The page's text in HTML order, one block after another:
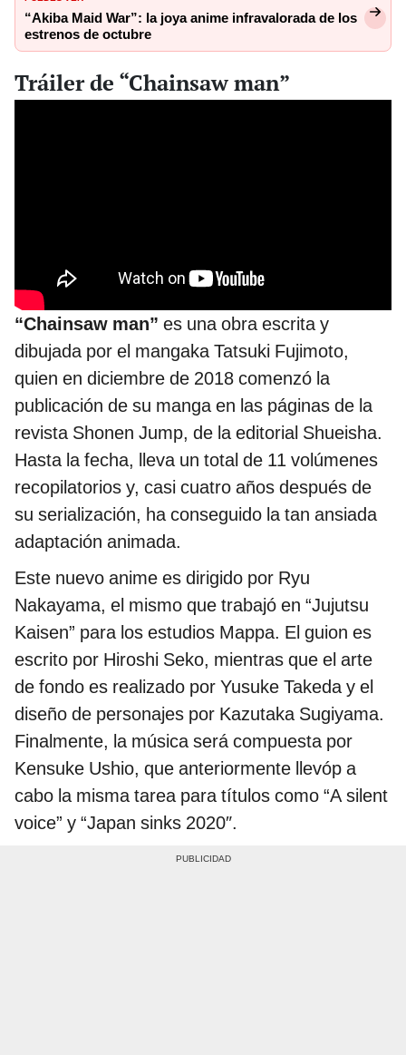
“Akiba Maid War”: la joya anime infravalorada de los
estrenos de octubre
Tráiler de “Chainsaw man”
“Chainsaw man” es una obra escrita y
dibujada por el mangaka Tatsuki Fujimoto,
quien en diciembre de 2018 comenzó la
publicación de su manga en las páginas de la
revista Shonen Jump, de la editorial Shueisha.
Hasta la fecha, lleva un total de 11 volúmenes
recopilatorios y, casi cuatro años después de
su serialización, ha conseguido la tan ansiada
adaptación animada.
Este nuevo anime es dirigido por Ryu
Nakayama, el mismo que trabajó en “Jujutsu
Kaisen” para los estudios Mappa. El guion es
escrito por Hiroshi Seko, mientras que el arte
de fondo es realizado por Yusuke Takeda y el
diseño de personajes por Kazutaka Sugiyama.
Finalmente, la música será compuesta por
Kensuke Ushio, que anteriormente llevóp a
cabo la misma tarea para títulos como “A silent
voice” y “Japan sinks 2020″.